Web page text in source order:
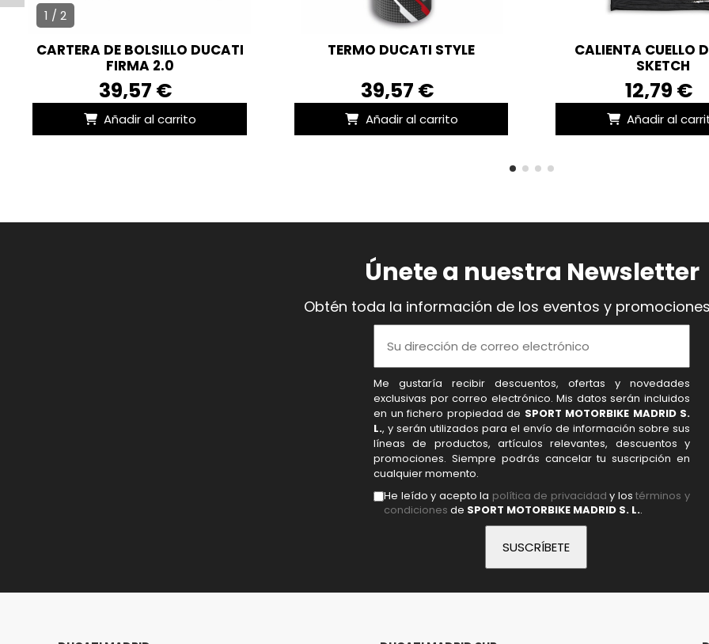
1 / 2
CARTERA DE BOLSILLO DUCATI
FIRMA 2.0
39,57 €
Añadir al carrito
TERMO DUCATI STYLE
39,57 €
Añadir al carrito
CALIENTA CUELLO
SKETCH
12,79 €
Añadir al
Únete a nuestra Newsletter
Obtén toda la información de los eventos y
Me gustaría recibir descuentos, ofertas y novedades
exclusivas por correo electrónico. Mis datos serán incluidos
en un fichero propiedad de SPORT MOTORBIKE MADRID S.
L., y serán utilizados para el envío de información sobre sus
líneas de productos, artículos relevantes, descuentos y
promociones. Siempre podrás cancelar tu suscripción en
cualquier momento.
He leído y acepto la política de privacidad y lostérminos y
condiciones de SPORT MOTORBIKE MADRID S. L..